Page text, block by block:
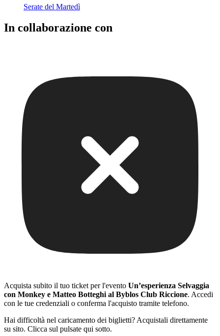
Serate del Martedì
In collaborazione con
Acquista subito il tuo ticket per l'evento Un’esperienza Selvaggia
con Monkey e Matteo Botteghi al Byblos Club Riccione. Accedi
con le tue credenziali o conferma l'acquisto tramite telefono.
Hai difficoltà nel caricamento dei biglietti? Acquistali direttamente
su sito. Clicca sul pulsate qui sotto.